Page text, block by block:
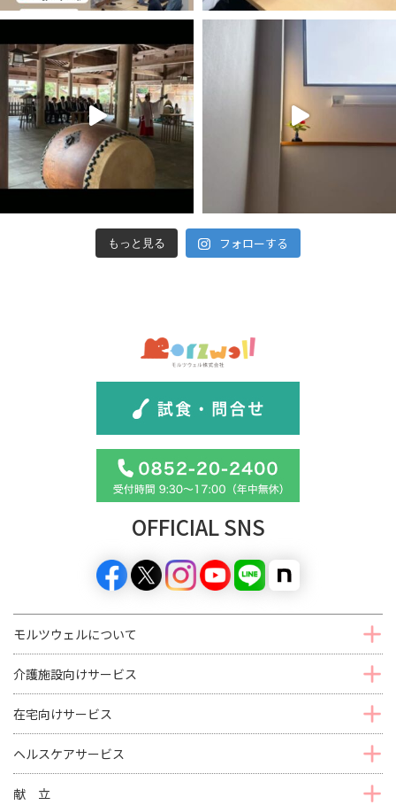
もっと見る フォローする
OFFICIAL SNS
モルツウェルについて
介護施設向けサービス
在宅向けサービス
ヘルスケアサービス
献 立